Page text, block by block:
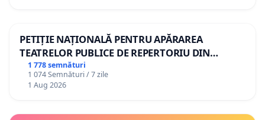
PETIȚIE NAȚIONALĂ PENTRU APĂRAREA
TEATRELOR PUBLICE DE REPERTORIU DIN
ROMÂNIA
1 778 semnături
1 074 Semnături / 7 zile
1 Aug 2026